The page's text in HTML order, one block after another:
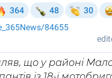
що у районі